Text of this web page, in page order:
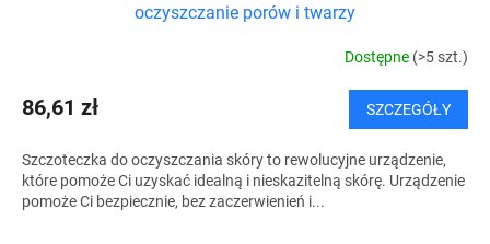
oczyszczanie porów i twarzy
Dostępne (>5 szt.)
86,61 zł SZCZEGÓŁY
Szczoteczka do oczyszczania skóry to rewolucyjne urządzenie,
które pomoże Ci uzyskać idealną i nieskazitelną skórę. Urządzenie
pomoże Ci bezpiecznie, bez zaczerwienień i...